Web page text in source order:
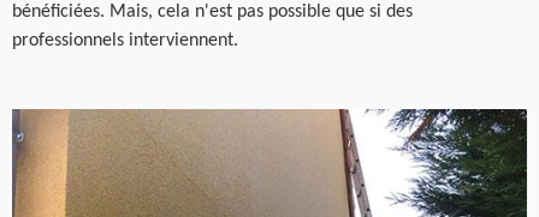
bénéficiées. Mais, cela n'est pas possible que si des
professionnels interviennent.